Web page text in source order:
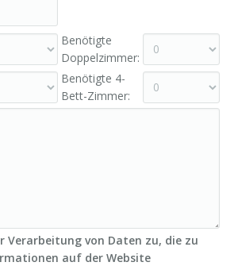
Benötigte
Doppelzimmer:
Benötigte 4-
Bett-Zimmer:
Verarbeitung von Daten zu, die zu
auf der Website